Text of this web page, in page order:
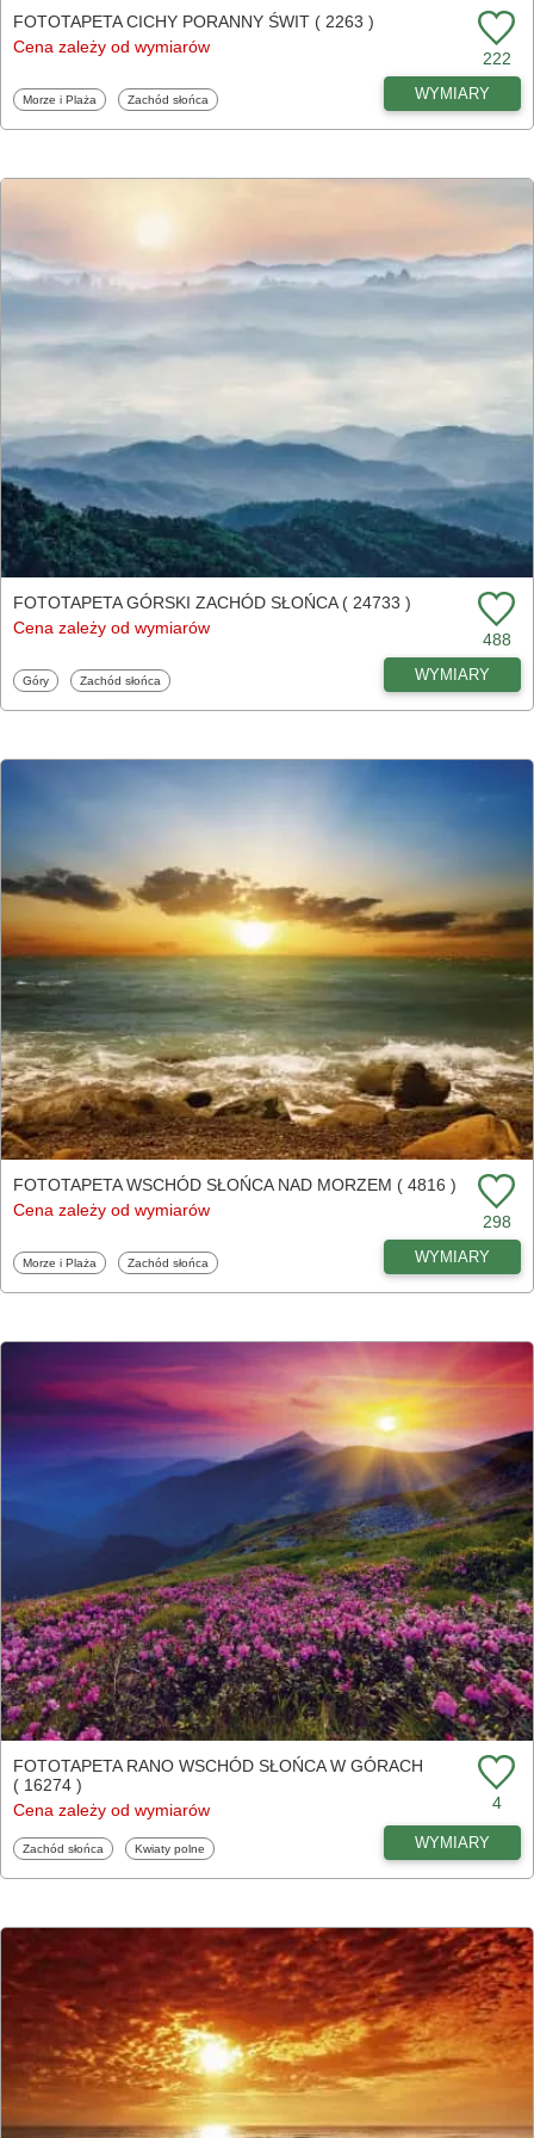
FOTOTAPETA CICHY PORANNY ŚWIT ( 2263 )
Cena zależy od wymiarów
222
Fototapety
Morze i Plaża Fototapety
Zachód słońca WYMIARY
FOTOTAPETA GÓRSKI ZACHÓD SŁOŃCA ( 24733 )
Cena zależy od wymiarów
488
Fototapety
Góry Fototapety
Zachód słońca WYMIARY
FOTOTAPETA WSCHÓD SŁOŃCA NAD MORZEM ( 4816 )
Cena zależy od wymiarów
298
Fototapety
Morze i Plaża Fototapety
Zachód słońca WYMIARY
FOTOTAPETA RANO WSCHÓD SŁOŃCA W GÓRACH
( 16274 )
Cena zależy od wymiarów
4
Fototapety
Zachód słońca Fototapety
Kwiaty polne WYMIARY